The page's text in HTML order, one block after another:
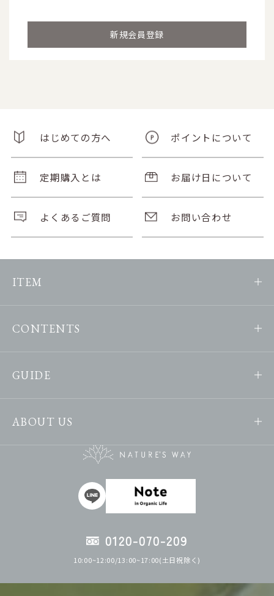
はじめての方へ ポイントについて
定期購入とは お届け日について
よくあるご質問 お問い合わせ
ITEM
CONTENTS
GUIDE
ABOUT US
0120-070-209
10:00~12:00/13:00~17:00(土日祝除く)